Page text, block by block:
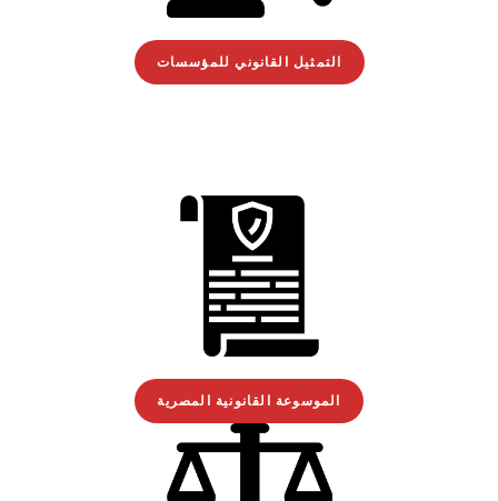
التمثيل القانوني للمؤسسات
الموسوعة القانونية المصرية